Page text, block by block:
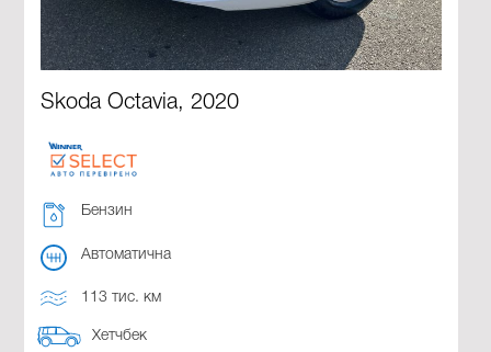
Skoda Octavia, 2020
Бензин
Автоматична
113 тис. км
Хетчбек